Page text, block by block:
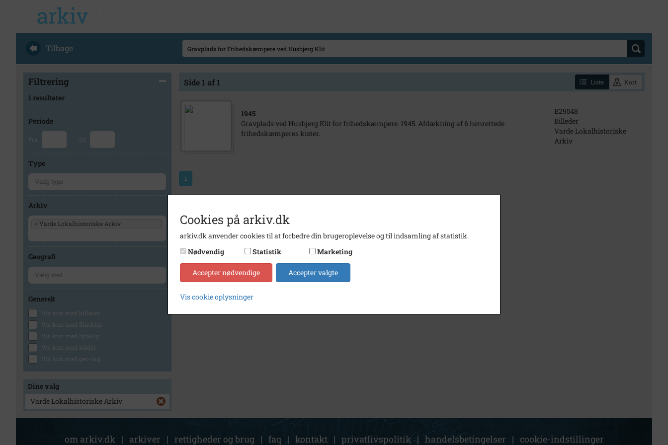
Tilbage
Filtrering
1 resultater
Periode
Fra Til
Type
Arkiv
× Varde Lokalhistoriske Arkiv
Geografi
Generelt
Vis kun med billeder
Vis kun med filmklip
Vis kun med lydklip
Vis kun med kilder
Vis kun med geo-tag
Dine valg
Varde Lokalhistoriske Arkiv
Side 1 af 1 Liste Kort
1945
Gravplads ved Husbjerg Klit for frihedskæmpere. 1945. Afdækning af 6 henrettede
frihedskæmperes kister.
B29548
Billeder
Varde Lokalhistoriske
Arkiv
1
om arkiv.dk | arkiver | rettigheder og brug | faq | kontakt | privatlivspolitik | handelsbetingelser | cookie-indstillinger
Cookies på arkiv.dk
arkiv.dk anvender cookies til at forbedre din brugeroplevelse og til indsamling af statistik.
Nødvendig
Statistik Marketing
Accepter nødvendige Accepter valgte
Vis cookie oplysninger